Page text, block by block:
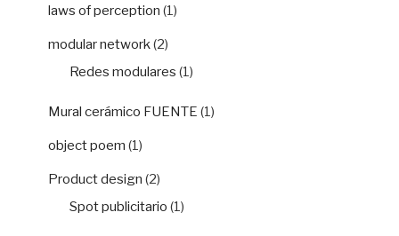
laws of perception (1)
modular network(2)
Redes modulares (1)
Mural cerámico FUENTE (1)
object poem (1)
Product design (2)
Spot publicitario (1)